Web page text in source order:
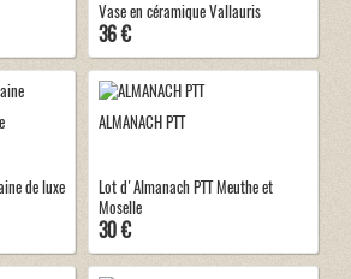
Vase en céramique Vallauris
36 €
de luxe
ALMANACH PTT
Lot d'Almanach PTT Meuthe et
Moselle
30 €